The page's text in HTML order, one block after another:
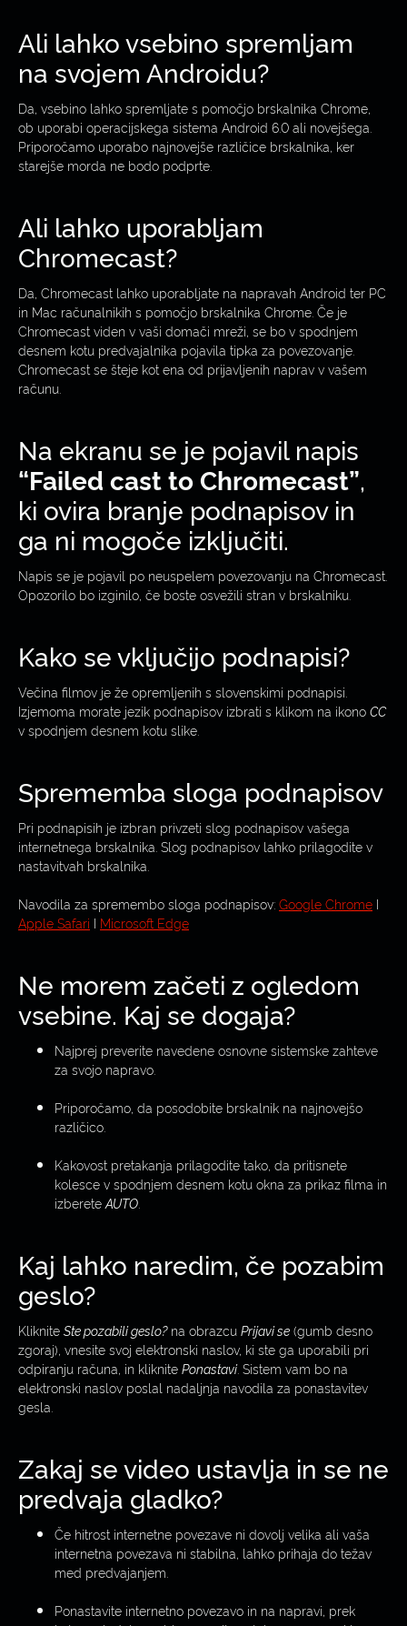
Ali lahko vsebino spremljam
na svojem Androidu?
Da, vsebino lahko spremljate s pomočjo brskalnika Chrome,
ob uporabi operacijskega sistema Android 6.0 ali novejšega.
Priporočamo uporabo najnovejše različice brskalnika, ker
starejše morda ne bodo podprte.
Ali lahko uporabljam
Chromecast?
Da, Chromecast lahko uporabljate na napravah Android ter PC
in Mac računalnikih s pomočjo brskalnika Chrome. Če je
Chromecast viden v vaši domači mreži, se bo v spodnjem
desnem kotu predvajalnika pojavila tipka za povezovanje.
Chromecast se šteje kot ena od prijavljenih naprav v vašem
računu.
Na ekranu se je pojavil napis
“Failed cast to Chromecast”,
ki ovira branje podnapisov in
ga ni mogoče izključiti.
Napis se je pojavil po neuspelem povezovanju na Chromecast.
Opozorilo bo izginilo, če boste osvežili stran v brskalniku.
Kako se vključijo podnapisi?
Večina filmov je že opremljenih s slovenskimi podnapisi.
Izjemoma morate jezik podnapisov izbrati s klikom na ikono CC
v spodnjem desnem kotu slike.
Sprememba sloga podnapisov
Pri podnapisih je izbran privzeti slog podnapisov vašega
internetnega brskalnika. Slog podnapisov lahko prilagodite v
nastavitvah brskalnika.
Navodila za spremembo sloga podnapisov: Google Chrome I
Apple Safari I Microsoft Edge
Ne morem začeti z ogledom
vsebine. Kaj se dogaja?
Najprej preverite navedene osnovne sistemske zahteve
za svojo napravo.
Priporočamo, da posodobite brskalnik na najnovejšo
različico.
Kakovost pretakanja prilagodite tako, da pritisnete
kolesce v spodnjem desnem kotu okna za prikaz filma in
izberete AUTO
Kaj lahko naredim, če pozabim
geslo?
Kliknite Ste pozabili geslo?na obrazcu Prijavi se (gumb desno
zgoraj), vnesite svoj elektronski naslov, ki ste ga uporabili pri
odpiranju računa, in kliknite Ponastavi. Sistem vam bo na
elektronski naslov poslal nadaljnja navodila za ponastavitev
gesla.
Zakaj se video ustavlja in se ne
predvaja gladko?
Če hitrost internetne povezave ni dovolj velika ali vaša
internetna povezava ni stabilna, lahko prihaja do težav
med predvajanjem.
Ponastavite internetno povezavo in na napravi, prek